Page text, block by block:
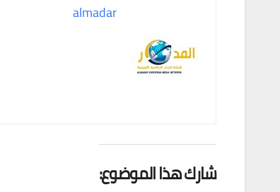
almadar
شارك هذا الموضوع: